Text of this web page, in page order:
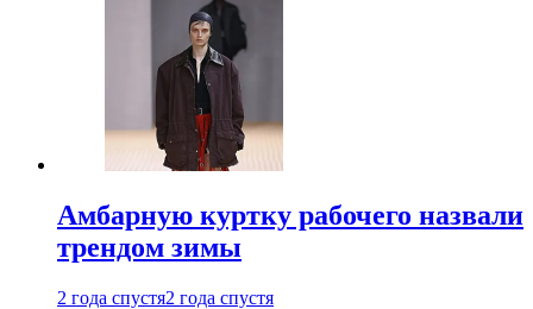
Амбарную куртку рабочего назвали
трендом зимы
2 года спустя2 года спустя